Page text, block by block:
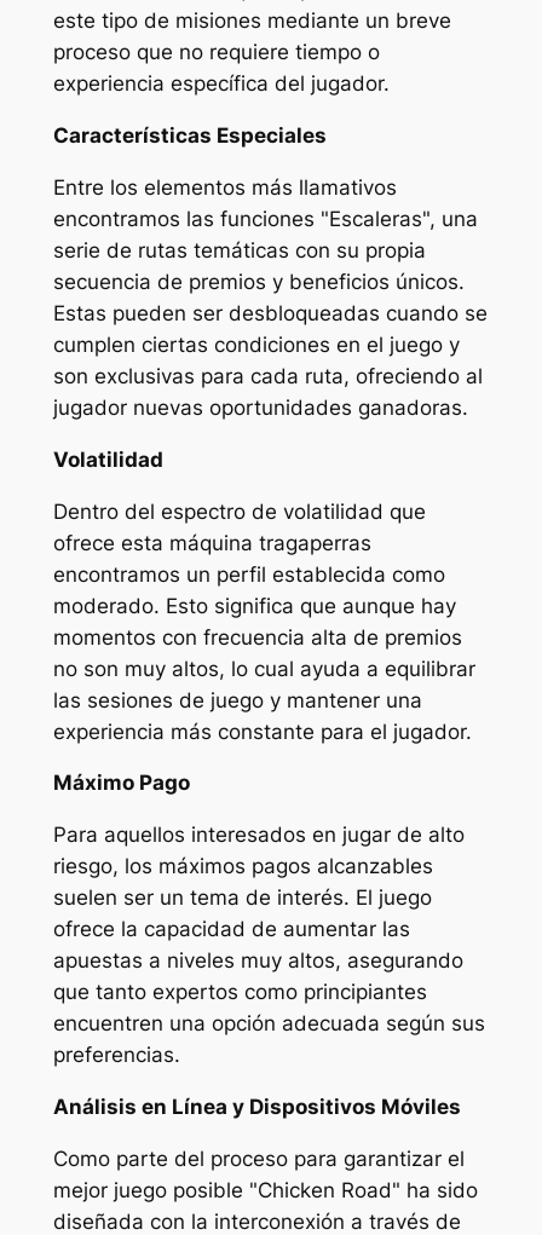
este tipo de misiones mediante un breve
proceso que no requiere tiempo o
experiencia específica del jugador.
Características Especiales
Entre los elementos más llamativos
encontramos las funciones "Escaleras", una
serie de rutas temáticas con su propia
secuencia de premios y beneficios únicos.
Estas pueden ser desbloqueadas cuando se
cumplen ciertas condiciones en el juego y
son exclusivas para cada ruta, ofreciendo al
jugador nuevas oportunidades ganadoras.
Volatilidad
Dentro del espectro de volatilidad que
ofrece esta máquina tragaperras
encontramos un perfil establecida como
moderado. Esto significa que aunque hay
momentos con frecuencia alta de premios
no son muy altos, lo cual ayuda a equilibrar
las sesiones de juego y mantener una
experiencia más constante para el jugador.
Máximo Pago
Para aquellos interesados en jugar de alto
riesgo, los máximos pagos alcanzables
suelen ser un tema de interés. El juego
ofrece la capacidad de aumentar las
apuestas a niveles muy altos, asegurando
que tanto expertos como principiantes
encuentren una opción adecuada según sus
preferencias.
Análisis en Línea y Dispositivos Móviles
Como parte del proceso para garantizar el
mejor juego posible "Chicken Road" ha sido
diseñada con la interconexión a través de